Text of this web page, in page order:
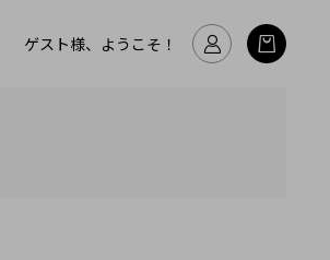
ゲスト様、ようこそ！